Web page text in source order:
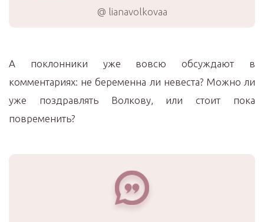
@ lianavolkovaa
А поклонники уже вовсю обсуждают в
комментариях: не беременна ли невеста? Можно ли
уже поздравлять Волкову, или стоит пока
повременить?